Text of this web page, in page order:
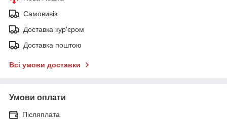
Самовивіз
Доставка кур'єром
Доставка поштою
Всі умови доставки
Умови оплати
Післяплата